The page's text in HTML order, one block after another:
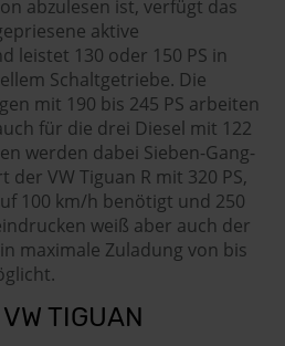
abzulesen ist, verfügt das
aktive
leistet 130 oder 150 PS in
Schaltgetriebe. Die
mit 190 bis 245 PS arbeiten
für die drei Diesel mit 122
werden dabei Sieben-Gang-
der VW Tiguan R mit 320 PS,
100 km/h benötigt und 250
weiß aber auch der
maximale Zuladung von bis
TIGUAN